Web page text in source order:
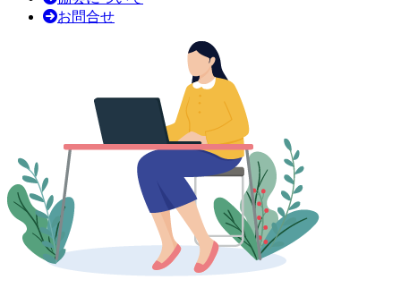
お問合せ